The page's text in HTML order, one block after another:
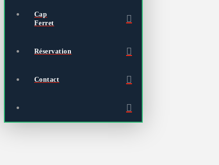
Cap
Ferret
Réservation
Contact